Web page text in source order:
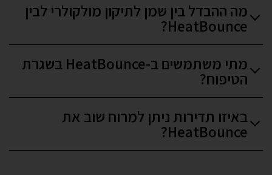
מה ההבדל בין שמן לתיקון מולקולרי לבין
HeatBounce?
מתי משתמשים ב-HeatBounce בשגרת
הטיפוח?
באיזו תדירות ניתן למרוח שוב את
HeatBounce?